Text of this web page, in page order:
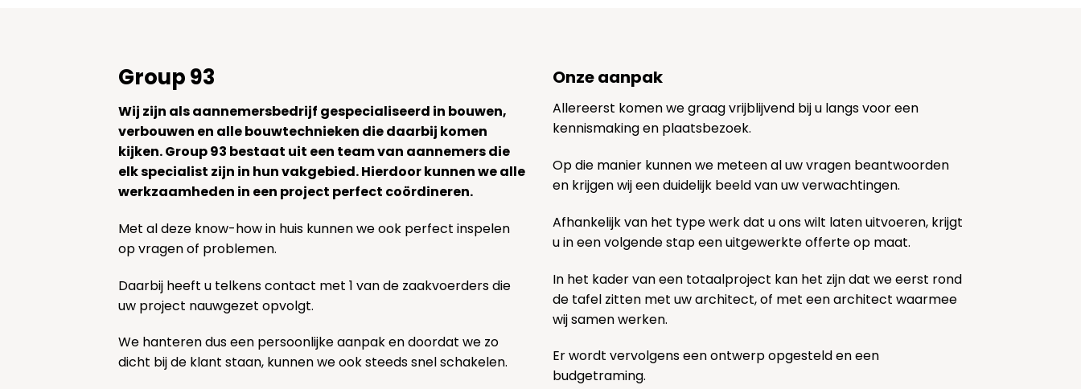
Group 93
Wij zijn als aannemersbedrijf gespecialiseerd in bouwen,
verbouwen en alle bouwtechnieken die daarbij komen
kijken. Group 93 bestaat uit een team van aannemers die
elk specialist zijn in hun vakgebied. Hierdoor kunnen we alle
werkzaamheden in een project perfect coördineren.
Met al deze know-how in huis kunnen we ook perfect inspelen
op vragen of problemen.
Daarbij heeft u telkens contact met 1 van de zaakvoerders die
uw project nauwgezet opvolgt.
We hanteren dus een persoonlijke aanpak en doordat we zo
dicht bij de klant staan, kunnen we ook steeds snel schakelen.
Onze aanpak
Allereerst komen we graag vrijblijvend bij u langs voor een
kennismaking en plaatsbezoek.
Op die manier kunnen we meteen al uw vragen beantwoorden
en krijgen wij een duidelijk beeld van uw verwachtingen.
Afhankelijk van het type werk dat u ons wilt laten uitvoeren, krijgt
u in een volgende stap een uitgewerkte offerte op maat.
In het kader van een totaalproject kan het zijn dat we eerst rond
de tafel zitten met uw architect, of met een architect waarmee
wij samen werken.
Er wordt vervolgens een ontwerp opgesteld en een
budgetraming.